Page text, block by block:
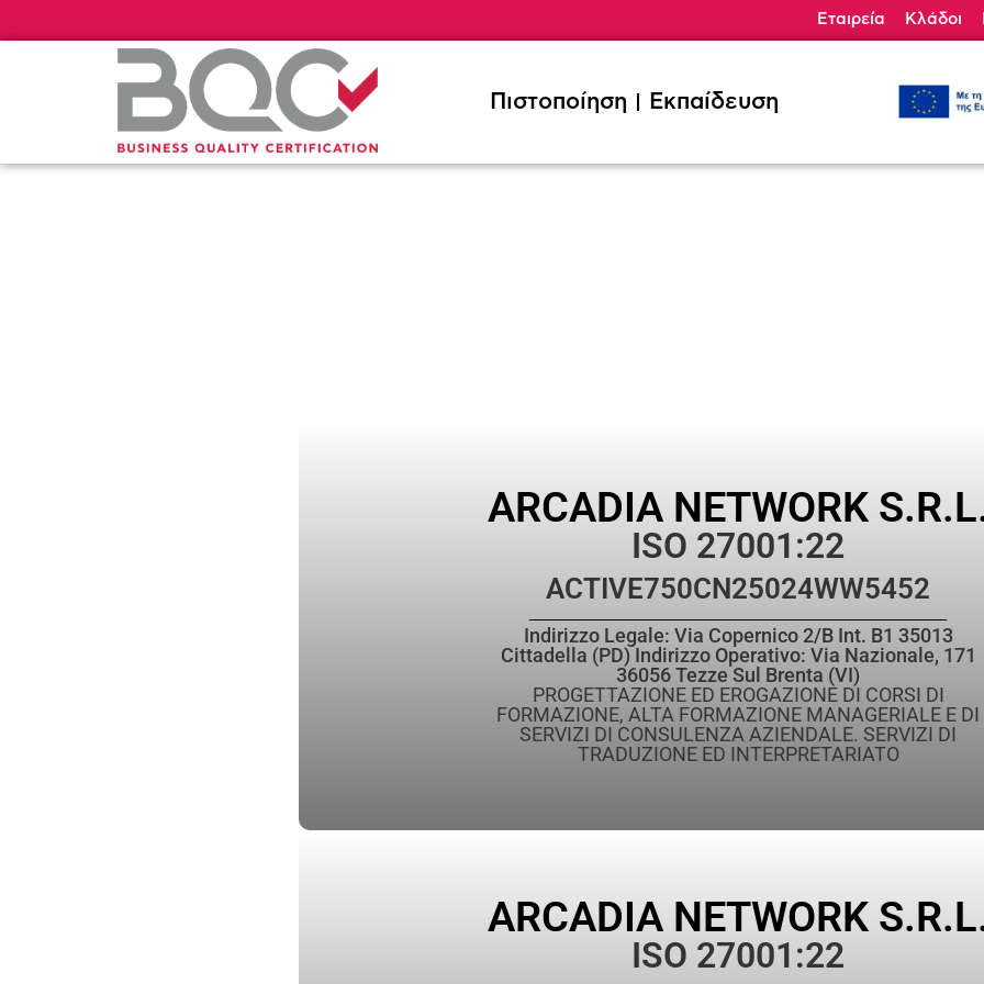
Εταιρεία Κλάδοι
Πιστοποίηση Εκπαίδευση
ARCADIA NETWORK
ISO 27001:22
ACTIVE750CN25024WW5452
Indirizzo Legale: Via Copernico 2/B Int. B1 35013
Cittadella (PD) Indirizzo Operativo: Via Nazionale, 171
36056 Tezze Sul Brenta (VI)
PROGETTAZIONE ED EROGAZIONE DI CORSI DI
FORMAZIONE, ALTA FORMAZIONE MANAGERIALE E DI
SERVIZI DI CONSULENZA AZIENDALE. SERVIZI DI
TRADUZIONE ED INTERPRETARIATO
ARCADIA NETWORK
ISO 27001:22